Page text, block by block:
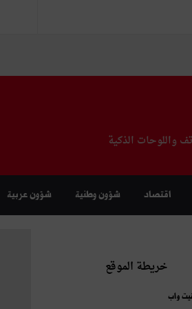
واللوحات الذكية
اقتصاد شؤون وطنية شؤون عربية
خريطة الموقع
واب